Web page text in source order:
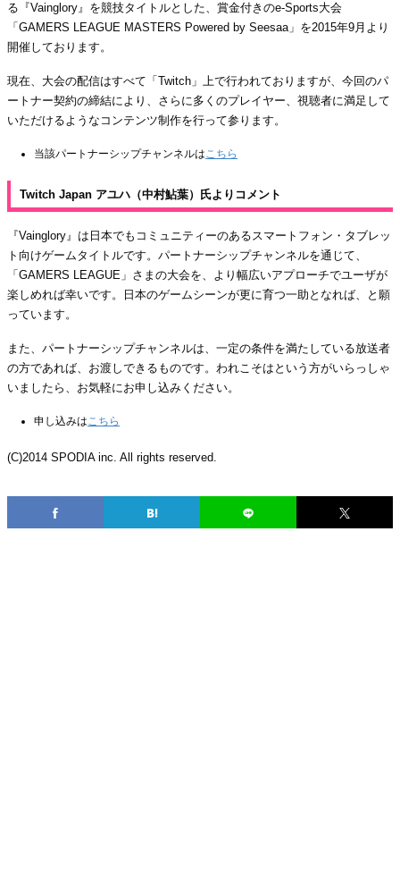
る『Vainglory』を競技タイトルとした、賞金付きのe-Sports大会
「GAMERS LEAGUE MASTERS Powered by Seesaa」を2015年9月より
開催しております。
現在、大会の配信はすべて「Twitch」上で行われておりますが、今回のパ
ートナー契約の締結により、さらに多くのプレイヤー、視聴者に満足して
いただけるようなコンテンツ制作を行って参ります。
当該パートナーシップチャンネルはこちら
Twitch Japan アユハ（中村鮎葉）氏よりコメント
『Vainglory』は日本でもコミュニティーのあるスマートフォン・タブレッ
ト向けゲームタイトルです。パートナーシップチャンネルを通じて、
「GAMERS LEAGUE」さまの大会を、より幅広いアプローチでユーザが
楽しめれば幸いです。日本のゲームシーンが更に育つ一助となれば、と願
っています。
また、パートナーシップチャンネルは、一定の条件を満たしている放送者
の方であれば、お渡しできるものです。われこそはという方がいらっしゃ
いましたら、お気軽にお申し込みください。
申し込みはこちら
(C)2014 SPODIA inc. All rights reserved.